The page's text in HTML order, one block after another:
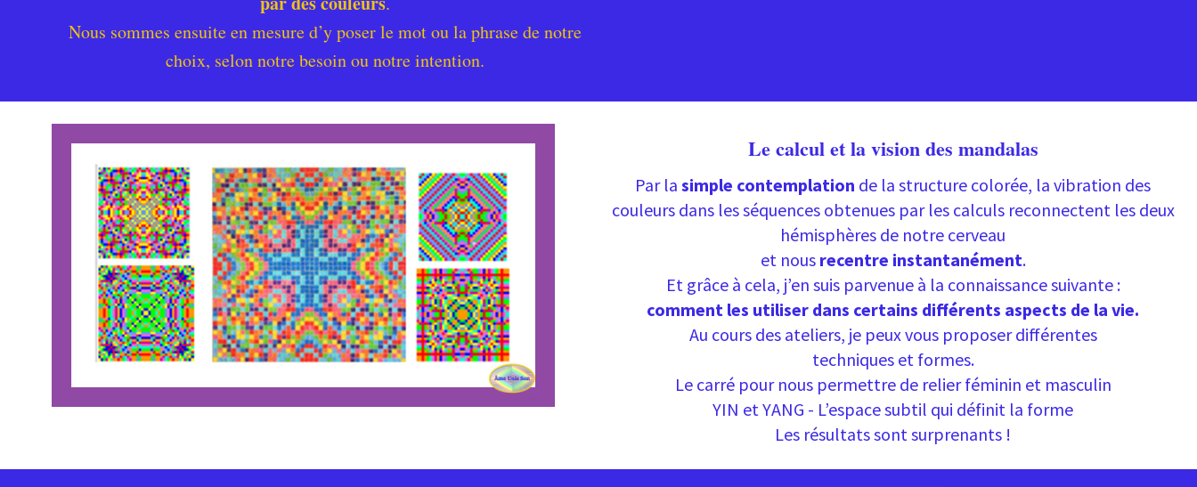
Nous sommes ensuite en mesure d’y poser le mot ou la phrase de notre
choix, selon notre besoin ou notre intention.
Le calcul et la vision des mandalas
Par lasimple contemplation de la structure colorée, la vibration des
couleurs dans les séquences obtenues par les calculs reconnectent les deux
hémisphères de notre cerveau
et nous recentre instantanément.
Et grâce à cela, j’en suis parvenue à la connaissance suivante :
comment les utiliser dans certains différents aspects de la vie.
Au cours des ateliers, je peux vous proposer différentes
techniques et formes.
Le carré pour nous permettre de relier féminin et masculin
YIN et YANG - L’espace subtil qui définit la forme
Les résultats sont surprenants !